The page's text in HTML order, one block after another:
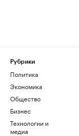
Рубрики
Политика
Экономика
Общество
Бизнес
Технологии и
медиа